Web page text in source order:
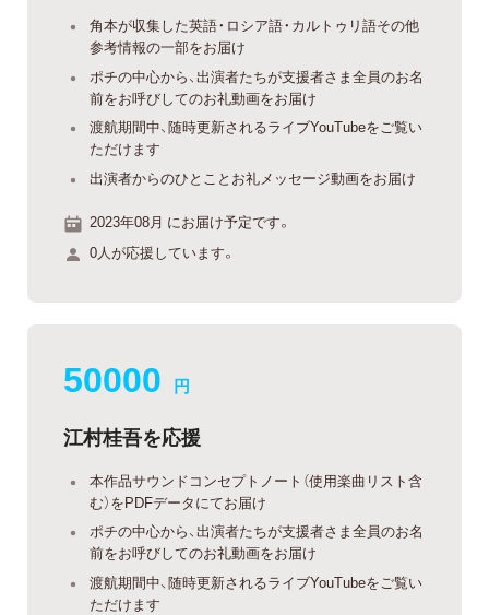
角本が収集した英語・ロシア語・カルトゥリ語その他
参考情報の一部をお届け
ポチの中心から、出演者たちが支援者さま全員のお名
前をお呼びしてのお礼動画をお届け
渡航期間中、随時更新されるライブYouTubeをご覧い
ただけます
出演者からのひとことお礼メッセージ動画をお届け
2023年08月 にお届け予定です。
0人が応援しています。
50000 円
江村桂吾を応援
本作品サウンドコンセプトノート（使用楽曲リスト含
む）をPDFデータにてお届け
ポチの中心から、出演者たちが支援者さま全員のお名
前をお呼びしてのお礼動画をお届け
渡航期間中、随時更新されるライブYouTubeをご覧い
ただけます